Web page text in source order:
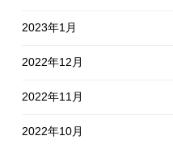
2023年1月
2022年12月
2022年11月
2022年10月